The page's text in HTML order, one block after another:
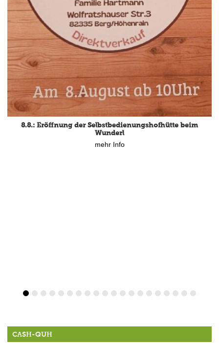
8.8.: Eröffnung der Selbstbedienungshofhütte beim
Wunderl
mehr Info
CASH-QUH